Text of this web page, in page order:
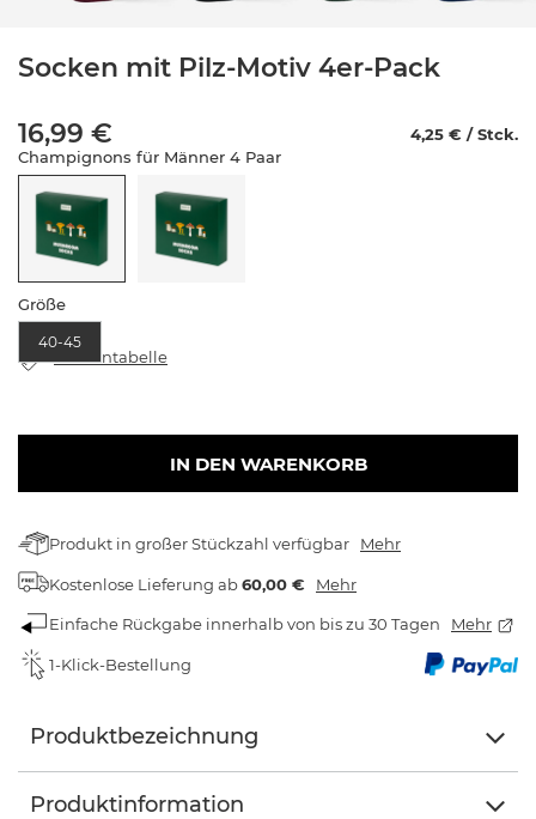
Socken mit Pilz-Motiv 4er-Pack
16,99 €
4,25 € / Stck.
Champignons für Männer 4 Paar
Größe
40-45
Größentabelle
IN DEN WARENKORB
Produkt in großer Stückzahl verfügbar Mehr
Kostenlose Lieferung ab60,00 € Mehr
Einfache Rückgabe innerhalb von bis zu 30 Tagen Mehr
1-Klick-Bestellung
Produktbezeichnung
Produktinformation